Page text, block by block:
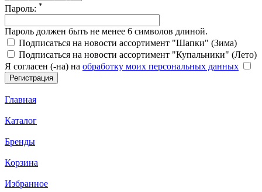
Пароль: *
Пароль должен быть не менее 6 символов длиной.
Подписаться на новости ассортимент "Шапки" (Зима)
Подписаться на новости ассортимент "Купальники" (Лето)
Я согласен (-на) на обработку моих персональных данных
Главная
Каталог
Бренды
Корзина
Избранное